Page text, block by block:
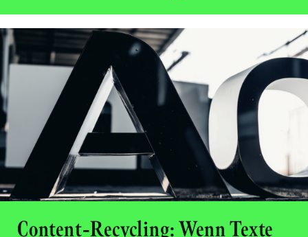
Content-Recycling: Wenn Texte